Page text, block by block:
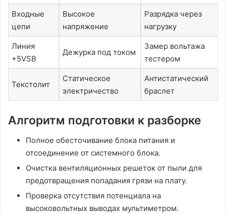
Входные
цепи
Высокое
напряжение
Разрядка через
нагрузку
Линия
+5VSB
Дежурка под током
Замер вольтажа
тестером
Текстолит
Статическое
электричество
Антистатический
браслет
Алгоритм подготовки к разборке
Полное обесточивание блока питания и
отсоединение от системного блока.
Очистка вентиляционных решеток от пыли для
предотвращения попадания грязи на плату.
Проверка отсутствия потенциала на
высоковольтных выводах мультиметром.